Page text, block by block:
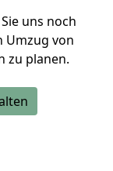
uns noch
Umzug von
zu planen.